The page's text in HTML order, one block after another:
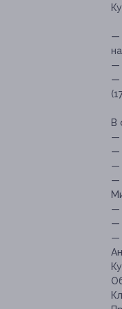
—
—
—
В
—
—
—
—
—
—
—